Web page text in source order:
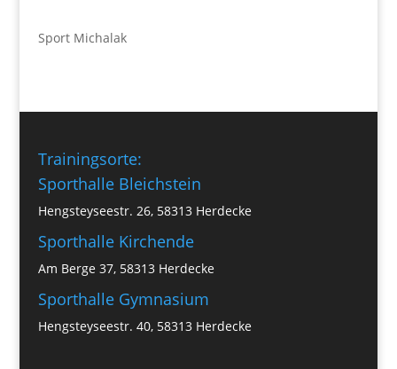
Sport Michalak
Trainingsorte:
Sporthalle Bleichstein
Hengsteyseestr. 26, 58313 Herdecke
Sporthalle Kirchende
Am Berge 37, 58313 Herdecke
Sporthalle Gymnasium
Hengsteyseestr. 40, 58313 Herdecke